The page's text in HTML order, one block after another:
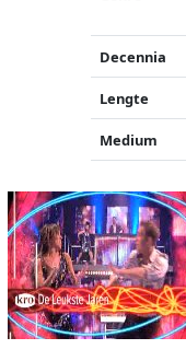
Decennia
Lengte
Medium